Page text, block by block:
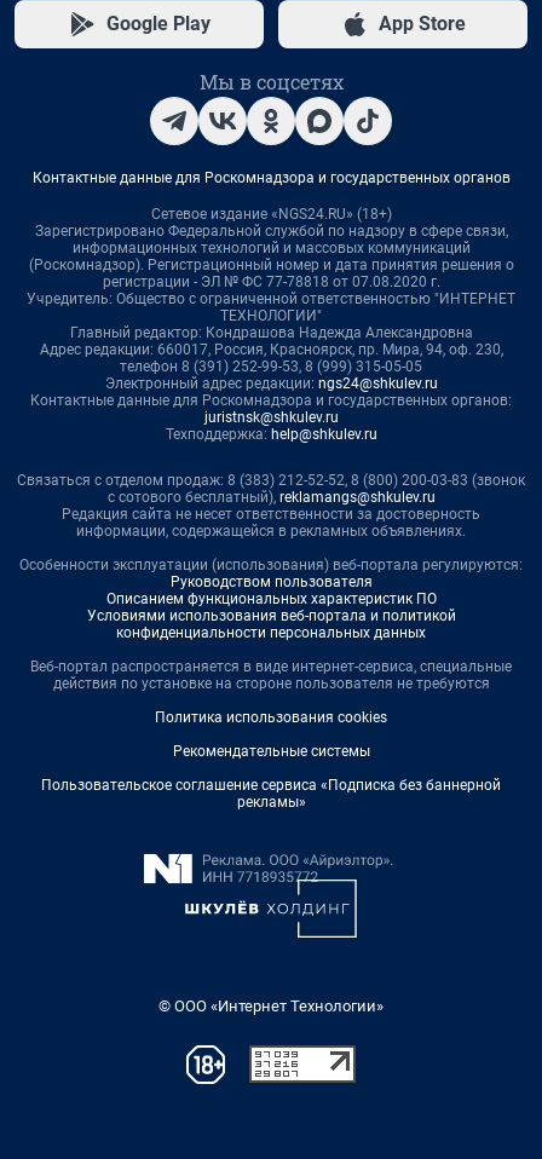
Google Play App Store
Мы в соцсетях
Контактные данные для Роскомнадзора и государственных органов
Сетевое издание «NGS24.RU» (18+)
Зарегистрировано Федеральной службой по надзору в сфере связи,
информационных технологий и массовых коммуникаций
(Роскомнадзор). Регистрационный номер и дата принятия решения о
регистрации - ЭЛ № ФС 77-78818 от 07.08.2020 г.
Учредитель: Общество с ограниченной ответственностью "ИНТЕРНЕТ
ТЕХНОЛОГИИ"
Главный редактор: Кондрашова Надежда Александровна
Адрес редакции: 660017, Россия, Красноярск, пр. Мира, 94, оф. 230,
телефон 8 (391) 252-99-53, 8 (999) 315-05-05
Электронный адрес редакции: ngs24@shkulev.ru
Контактные данные для Роскомнадзора и государственных органов:
juristnsk@shkulev.ru
Техподдержка: help@shkulev.ru
Связаться с отделом продаж: 8 (383) 212-52-52, 8 (800) 200-03-83 (звонок
с сотового бесплатный), reklamangs@shkulev.ru
Редакция сайта не несет ответственности за достоверность
информации, содержащейся в рекламных объявлениях.
Особенности эксплуатации (использования) веб-портала регулируются:
Руководством пользователя
Описанием функциональных характеристик ПО
Условиями использования веб-портала и политикой
конфиденциальности персональных данных
Веб-портал распространяется в виде интернет-сервиса, специальные
действия по установке на стороне пользователя не требуются
Политика использования cookies
Рекомендательные системы
Пользовательское соглашение сервиса «Подписка без баннерной
рекламы»
© ООО «Интернет Технологии»